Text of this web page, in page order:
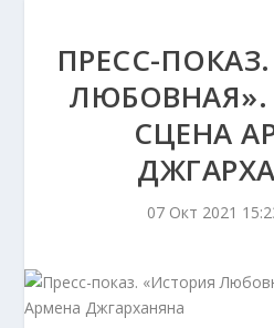
ПРЕСС-
ЛЮБОВНАЯ».
СЦЕНА
07 Окт 2021